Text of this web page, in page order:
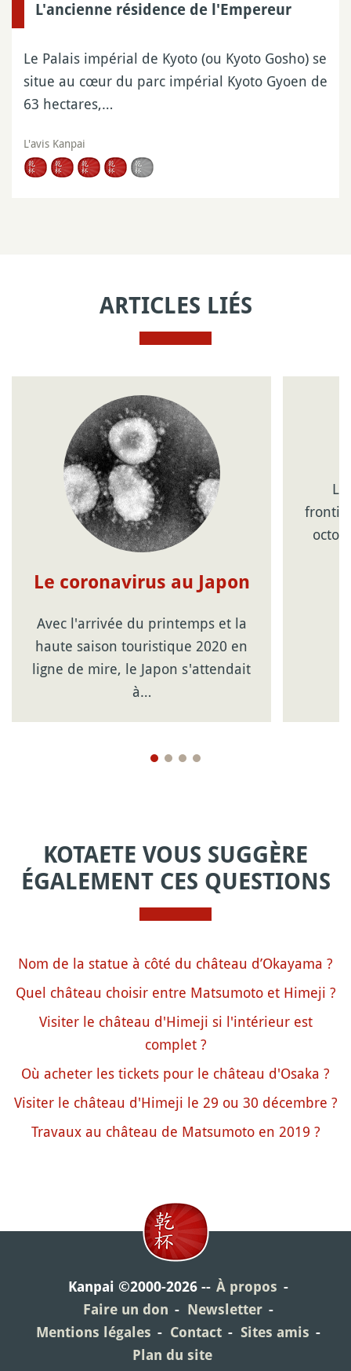
L'ancienne résidence de l'Empereur
Le Palais impérial de Kyoto (ou Kyoto Gosho) se
situe au cœur du parc impérial Kyoto Gyoen de
63 hectares,…
L'avis Kanpai
ARTICLES LIÉS
Le coronavirus au Japon
Avec l'arrivée du printemps et la
haute saison touristique 2020 en
ligne de mire, le Japon s'attendait
à…
KOTAETE VOUS SUGGÈRE
ÉGALEMENT CES QUESTIONS
Nom de la statue à côté du château d’Okayama ?
Quel château choisir entre Matsumoto et Himeji ?
Visiter le château d'Himeji si l'intérieur est
complet ?
Où acheter les tickets pour le château d'Osaka ?
Visiter le château d'Himeji le 29 ou 30 décembre ?
Travaux au château de Matsumoto en 2019 ?
Kanpai ©2000-2026
À propos
Faire un don
Newsletter
Mentions légales
Contact
Sites amis
Plan du site